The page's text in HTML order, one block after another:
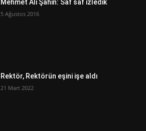
Mehmet Ali Şahin: Saf saf izledik
5 Ağustos 2016
Rektör, Rektörün eşini işe aldı
21 Mart 2022